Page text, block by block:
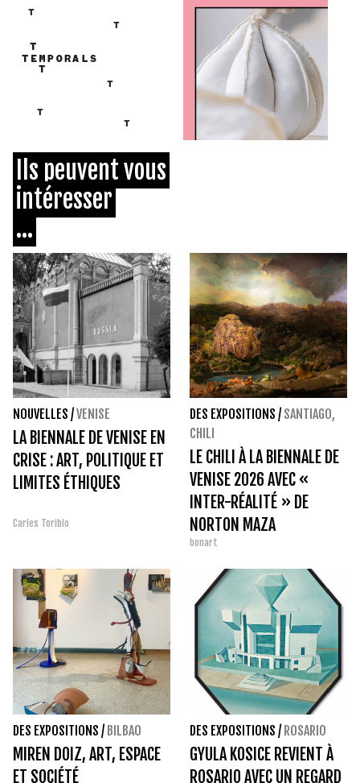
Ils peuvent vous
intéresser
...
NOUVELLES /VENISE
LA BIENNALE DE VENISE EN
CRISE : ART, POLITIQUE ET
LIMITES ÉTHIQUES
Carles Toribio
DES EXPOSITIONS / SANTIAGO,
CHILI
LE CHILI À LA BIENNALE DE
VENISE 2026 AVEC «
INTER-RÉALITÉ » DE
NORTON MAZA
bonart
DES EXPOSITIONS / BILBAO
MIREN DOIZ, ART, ESPACE
ET SOCIÉTÉ
DES EXPOSITIONS / ROSARIO
GYULA KOSICE REVIENT À
ROSARIO AVEC UN REGARD